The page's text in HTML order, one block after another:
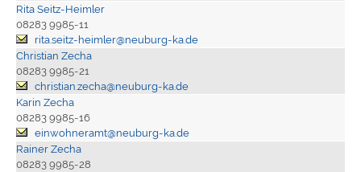
Rita Seitz-Heimler
08283 9985-11
rita.seitz-heimler@neuburg-ka.de
Christian Zecha
08283 9985-21
christian.zecha@neuburg-ka.de
Karin Zecha
08283 9985-16
einwohneramt@neuburg-ka.de
Rainer Zecha
08283 9985-28